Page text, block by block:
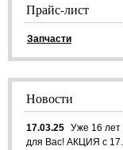
Прайс-лист
Запчасти
Новости
17.03.25 Уже 16
для Вас! АКЦИЯ с